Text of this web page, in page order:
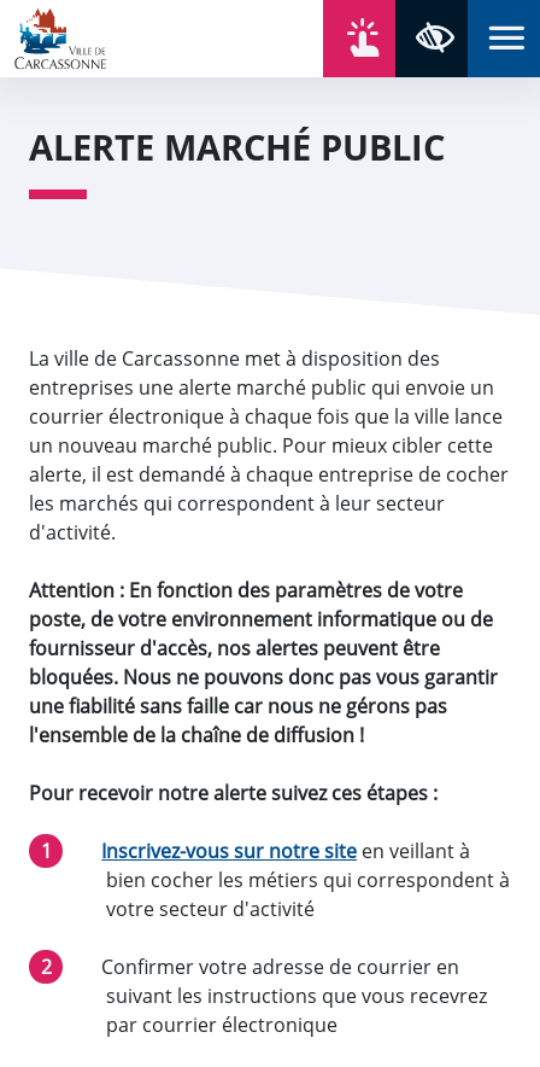
Aller au contenu
Aller au menu
Aller au plan du site
Aller à la recherche
ALERTE MARCHÉ PUBLIC
La ville de Carcassonne met à disposition des
entreprises une alerte marché public qui envoie un
courrier électronique à chaque fois que la ville lance
un nouveau marché public. Pour mieux cibler cette
alerte, il est demandé à chaque entreprise de cocher
les marchés qui correspondent à leur secteur
d'activité.
Attention : En fonction des paramètres de votre
poste, de votre environnement informatique ou de
fournisseur d'accès, nos alertes peuvent être
bloquées. Nous ne pouvons donc pas vous garantir
une fiabilité sans faille car nous ne gérons pas
l'ensemble de la chaîne de diffusion !
Pour recevoir notre alerte suivez ces étapes :
Inscrivez-vous sur notre site en veillant à
bien cocher les métiers qui correspondent à
votre secteur d'activité
Confirmer votre adresse de courrier en
suivant les instructions que vous recevrez
par courrier électronique
Panneau de gestion des cookies